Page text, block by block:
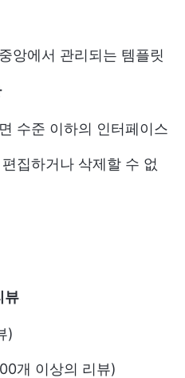
앙에서 관리되는 템플릿
수준 이하의 인터페이스
집하거나 삭제할 수 없
뷰
)
개 이상의 리뷰)